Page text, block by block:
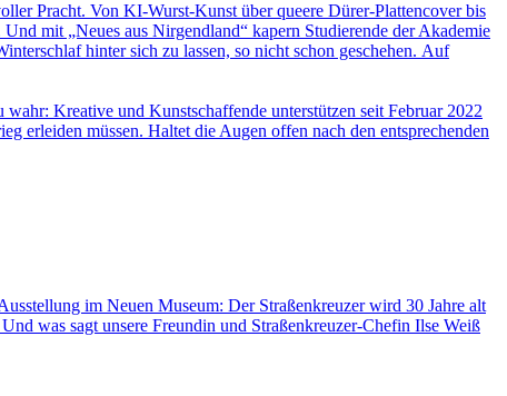
Pracht. Von KI-Wurst-Kunst über queere Dürer-Plattencover bis
mit „Neues aus Nirgendland“ kapern Studierende der Akademie
hinter sich zu lassen, so nicht schon geschehen. Auf
Kreative und Kunstschaffende unterstützen seit Februar 2022
erleiden müssen. Haltet die Augen offen nach den entsprechenden
im Neuen Museum: Der Straßenkreuzer wird 30 Jahre alt
was sagt unsere Freundin und Straßenkreuzer-Chefin Ilse Weiß